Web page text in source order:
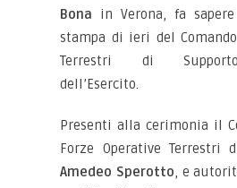
Bona in Verona, fa
stampa di ieri del
Terrestri di Supporto
dell’Esercito.
Presenti alla cerimonia il
Forze Operative Terrestri
Amedeo Sperotto, e